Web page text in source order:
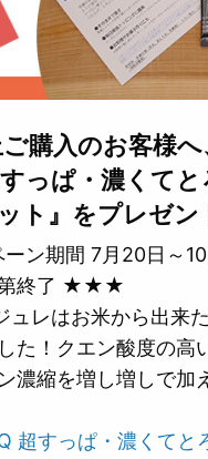
購入のお客様へ
っぱ・濃くてと
ト』をプレゼン
ン期間 7月20日～10
第終了 ★★★
ュレはお米から出来
た！クエン酸度の高
濃縮を増し増しで加
超すっぱ・濃くてと